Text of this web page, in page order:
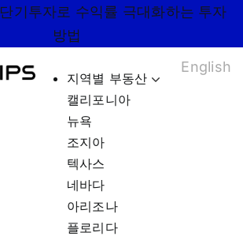
단기투자로 수익률 극대화하는 투자
방법
지역별 부동산
캘리포니아
뉴욕
조지아
텍사스
네바다
아리조나
플로리다
English